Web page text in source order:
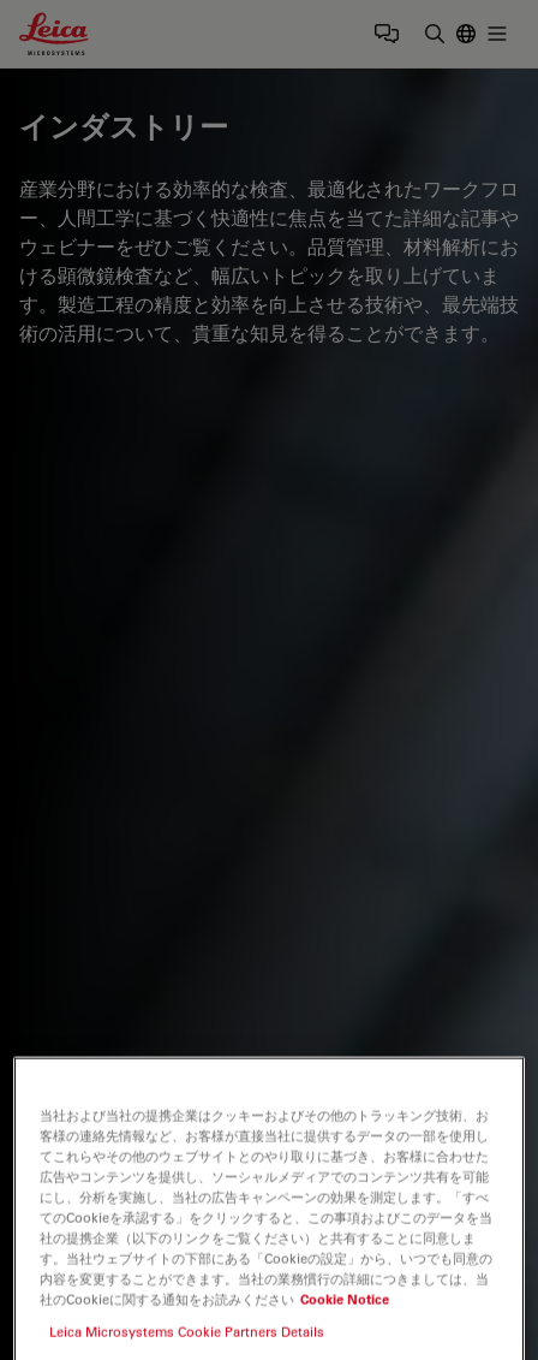
Leica Microsystems Logo
インダストリー
産業分野における効率的な検査、最適化されたワークフロ
ー、人間工学に基づく快適性に焦点を当てた詳細な記事や
ウェビナーをぜひご覧ください。品質管理、材料解析にお
ける顕微鏡検査など、幅広いトピックを取り上げていま
す。製造工程の精度と効率を向上させる技術や、最先端技
術の活用について、貴重な知見を得ることができます。
当社および当社の提携企業はクッキーおよびその他のトラッキング技術、お
客様の連絡先情報など、お客様が直接当社に提供するデータの一部を使用し
てこれらやその他のウェブサイトとのやり取りに基づき、お客様に合わせた
広告やコンテンツを提供し、ソーシャルメディアでのコンテンツ共有を可能
にし、分析を実施し、当社の広告キャンペーンの効果を測定します。「すべ
てのCookieを承認する」をクリックすると、この事項およびこのデータを当
社の提携企業（以下のリンクをご覧ください）と共有することに同意しま
す。当社ウェブサイトの下部にある「Cookieの設定」から、いつでも同意の
内容を変更することができます。当社の業務慣行の詳細につきましては、当
社のCookieに関する通知をお読みください Cookie Notice
Leica Microsystems Cookie Partners Details